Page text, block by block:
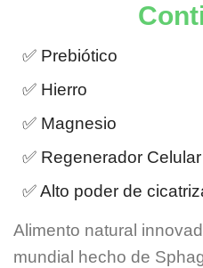
✅ Prebiótico
✅ Hierro
✅ Magnesio
✅ Regenerador Celular
✅ Alto poder de
Alimento natural
mundial hecho de